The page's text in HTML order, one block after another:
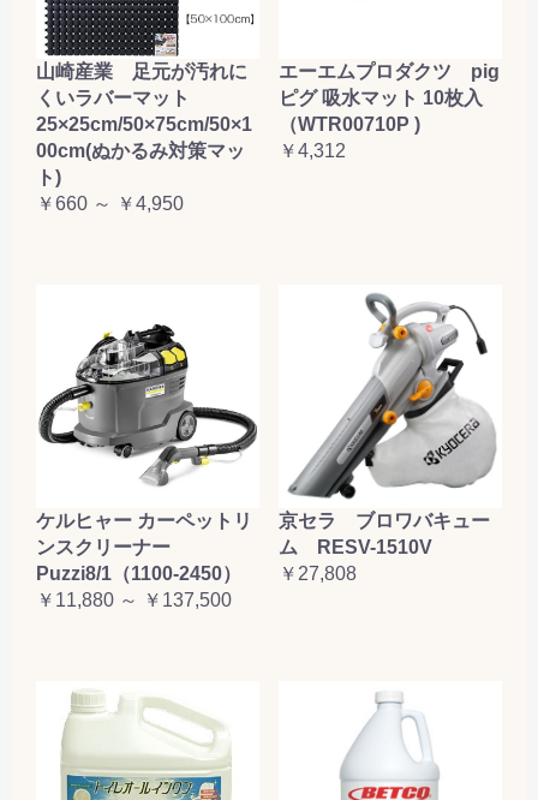
山崎産業 足元が汚れに
くいラバーマット
25×25cm/50×75cm/50×1
00cm(ぬかるみ対策マッ
ト)
￥660 ～ ￥4,950
エーエムプロダクツ pig
ピグ 吸水マット 10枚入
（WTR00710P )
￥4,312
ケルヒャー カーペットリ
ンスクリーナー
Puzzi8/1（1100-2450）
￥11,880 ～ ￥137,500
京セラ ブロワバキュー
ム RESV-1510V
￥27,808